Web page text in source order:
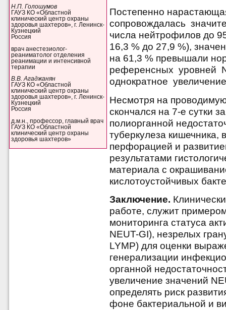
Н.П. Голошумов
ГАУЗ КО «Областной
клинический центр охраны
здоровья шахтеров», г. Ленинск-
Кузнецкий
Россия
врач анестезиолог-
реаниматолог отделения
реанимации и интенсивной
терапии
В.В. Агаджанян
ГАУЗ КО «Областной
клинический центр охраны
здоровья шахтеров», г. Ленинск-
Кузнецкий
Россия
д.м.н., профессор, главный врач
ГАУЗ КО «Областной
клинический центр охраны
здоровья шахтеров»
Постепенно
сопровождалась
числа нейтрофилов до
16,3 % до 27,9 %),
на 61,3 % превышали
референсных уровней
однократное
Несмотря на
скончался на 7-е сутки
полиорганной
туберкулеза кишечника,
перфорацией и
результатами
материала с
кислотоустойчивых
Заключение.
работе, служит
мониторинга статуса
NEUT-GI), незрелых
LYMP) для оценки
генерализации
органной
увеличение значений
определять риск
фоне бактериальной и